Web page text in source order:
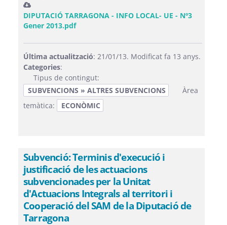
DIPUTACIÓ TARRAGONA - INFO LOCAL- UE - Nº3
Gener 2013.pdf
Última actualització: 21/01/13. Modificat fa 13 anys.
Categories:
Tipus de contingut:
SUBVENCIONS » ALTRES SUBVENCIONS
Àrea
temàtica:
ECONÒMIC
Subvenció: Terminis d'execució i
justificació de les actuacions
subvencionades per la Unitat
d'Actuacions Integrals al territori i
Cooperació del SAM de la Diputació de
Tarragona